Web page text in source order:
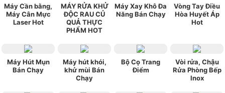
Máy Cần bằng,
Máy Cân Mực
Laser Hot
MÁY RỬA KHỬ
ĐỘC RAU CỦ
QUẢ THỰC
PHẨM HOT
Máy Xay Khô Đa
Năng Bán Chạy
Vòng Tay Điều
Hòa Huyết Áp
Hot
Máy Hút Mụn
Bán Chạy
Máy hút khói,
khử mùi Bán
Chạy
Bộ Cọ Trang
Điểm
Vòi rửa, Chậu
Rửa Phòng Bếp
Inox